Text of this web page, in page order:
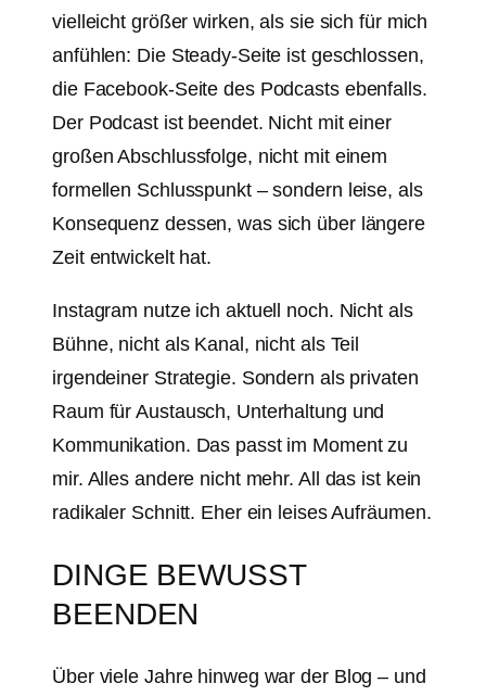
vielleicht größer wirken, als sie sich für mich
anfühlen: Die Steady-Seite ist geschlossen,
die Facebook-Seite des Podcasts ebenfalls.
Der Podcast ist beendet. Nicht mit einer
großen Abschlussfolge, nicht mit einem
formellen Schlusspunkt – sondern leise, als
Konsequenz dessen, was sich über längere
Zeit entwickelt hat.
Instagram nutze ich aktuell noch. Nicht als
Bühne, nicht als Kanal, nicht als Teil
irgendeiner Strategie. Sondern als privaten
Raum für Austausch, Unterhaltung und
Kommunikation. Das passt im Moment zu
mir. Alles andere nicht mehr. All das ist kein
radikaler Schnitt. Eher ein leises Aufräumen.
DINGE BEWUSST
BEENDEN
Über viele Jahre hinweg war der Blog – und